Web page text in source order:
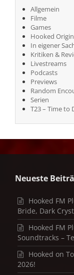
Allgemein
Filme
Games
Hooked
In eigener
Kritiken &
Livestreams
Podcasts
Previews
Random
Serien
T23 – Time to
Neueste
Hooked FM
Bride, Dark
Hooked FM
Soundtracks –
Hooked on
2026!